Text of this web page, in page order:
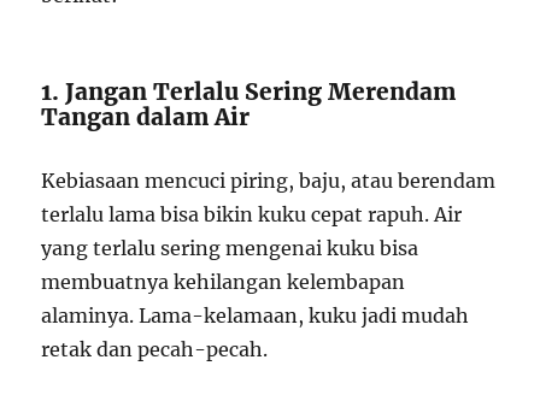
1. Jangan Terlalu Sering Merendam
Tangan dalam Air
Kebiasaan mencuci piring, baju, atau berendam
terlalu lama bisa bikin kuku cepat rapuh. Air
yang terlalu sering mengenai kuku bisa
membuatnya kehilangan kelembapan
alaminya. Lama-kelamaan, kuku jadi mudah
retak dan pecah-pecah.